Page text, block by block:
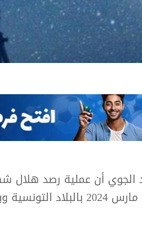
الجوي أن عملية رصد هلال
غروب شمس يوم الأحد 10 مارس 2024